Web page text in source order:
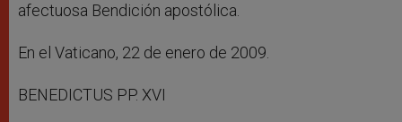
afectuosa Bendición apostólica.
En el Vaticano, 22 de enero de 2009.
BENEDICTUS PP. XVI